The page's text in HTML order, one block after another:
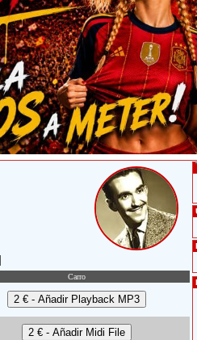
Carro